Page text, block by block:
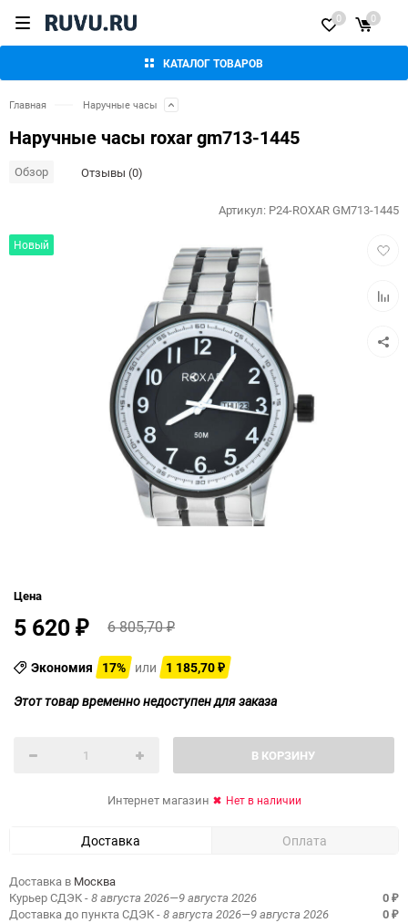
КАТАЛОГ ТОВАРОВ
0 0
Главная Наручные часы
Наручные часы roxar gm713-1445
Обзор Отзывы (0)
Новый
Артикул: P24-ROXAR GM713-1445
Цена
5 620 ₽ 6 805,70₽
Экономия 17% или 1 185,70 ₽
Этот товар временно недоступен для заказа
В КОРЗИНУ
Интернет магазин Нет в наличии
Доставка Оплата
Доставка в Москва
Курьер СДЭК- 8 августа 2026—9 августа 2026 0 ₽
Доставка до пункта СДЭК- 8 августа 2026—9 августа 2026 0 ₽